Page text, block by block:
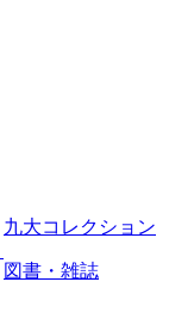
九大コレクション
図書・雑誌